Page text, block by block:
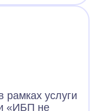
рамках услуги
«ИБП не